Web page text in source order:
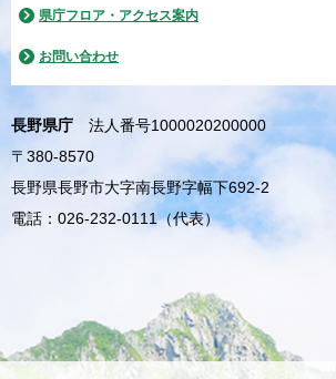
県庁フロア・アクセス案内
お問い合わせ
長野県庁
法人番号1000020200000
〒380-8570
長野県長野市大字南長野字幅下692-2
電話：026-232-0111（代表）